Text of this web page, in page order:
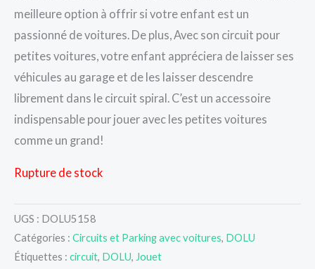
meilleure option à offrir si votre enfant est un
passionné de voitures. De plus, Avec son circuit pour
petites voitures, votre enfant appréciera de laisser ses
véhicules au garage et de les laisser descendre
librement dans le circuit spiral. C’est un accessoire
indispensable pour jouer avec les petites voitures
comme un grand!
Rupture de stock
UGS : DOLU5158
Catégories : Circuits et Parking avec voitures, DOLU
Étiquettes : circuit, DOLU, Jouet